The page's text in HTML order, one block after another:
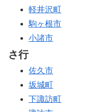
軽井沢町
駒ヶ根市
小諸市
さ行
佐久市
坂城町
下諏訪町